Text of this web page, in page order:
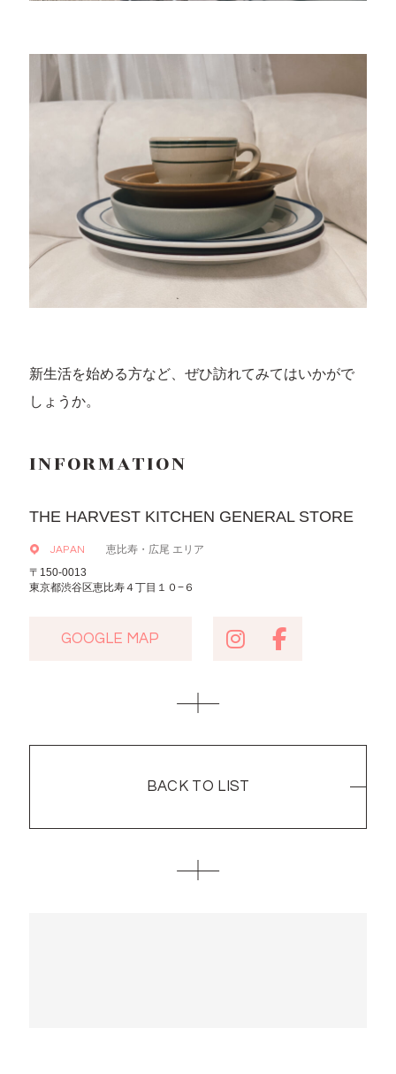
新生活を始める方など、ぜひ訪れてみてはいかがで
しょうか。
INFORMATION
THE HARVEST KITCHEN GENERAL STORE
JAPAN
恵比寿・広尾 エリア
〒150-0013
東京都渋谷区恵比寿４丁目１０−６
GOOGLE MAP
GOOGLE MAP
BACK TO LIST
BACK TO LIST